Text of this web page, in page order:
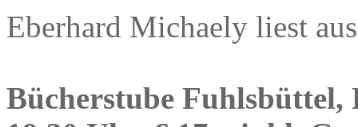
Eberhard Michaely liest
Bücherstube